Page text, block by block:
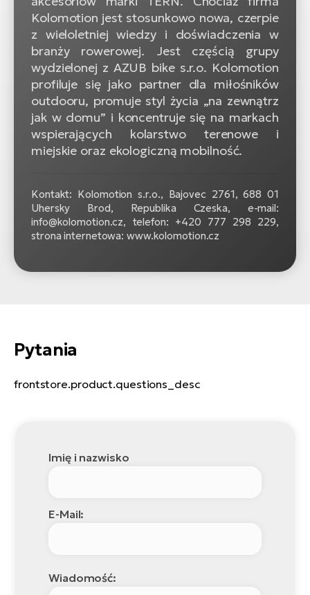
Kolomotion jest stosunkowo nowa, czerpie
z wieloletniej wiedzy i doświadczenia w
branży rowerowej. Jest częścią grupy
wydzielonej z AZUB bike s.r.o. Kolomotion
profiluje się jako partner dla miłośników
outdooru, promuje styl życia „na zewnątrz
jak w domu” i koncentruje się na markach
wspierających kolarstwo terenowe i
miejskie oraz ekologiczną mobilność.
Kontakt: Kolomotion s.r.o., Bajovec 2761, 688 01
Uhersky Brod, Republika Czeska, e-mail:
info@kolomotion.cz, telefon: +420 777 298 229,
strona internetowa: www.kolomotion.cz
Pytania
frontstore.product.questions_desc
Imię i nazwisko
E-Mail:
Wiadomość: